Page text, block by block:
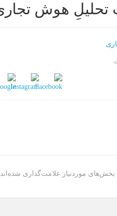
بخش‌های موردنیاز علامت‌گذاری شده‌اند